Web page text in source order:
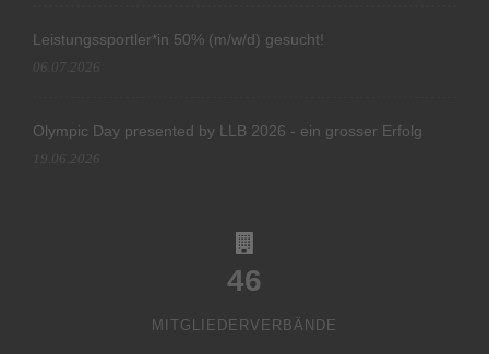
Leistungssportler*in 50% (m/w/d) gesucht!
06.07.2026
Olympic Day presented by LLB 2026 - ein grosser Erfolg
19.06.2026
46
MITGLIEDERVERBÄNDE